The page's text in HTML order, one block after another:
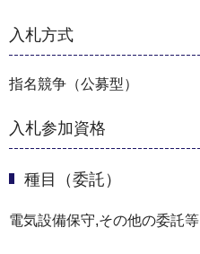
入札方式
指名競争（公募型）
入札参加資格
種目（委託）
電気設備保守,その他の委託等